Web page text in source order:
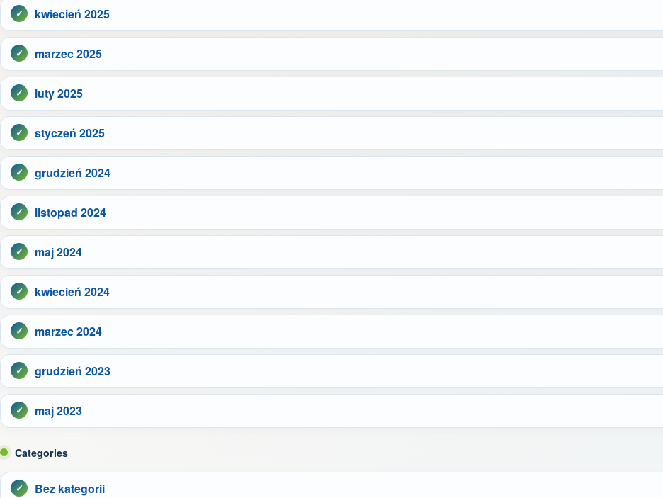
kwiecień 2025
marzec 2025
luty 2025
styczeń 2025
grudzień 2024
listopad 2024
maj 2024
kwiecień 2024
marzec 2024
grudzień 2023
maj 2023
Categories
Bez kategorii